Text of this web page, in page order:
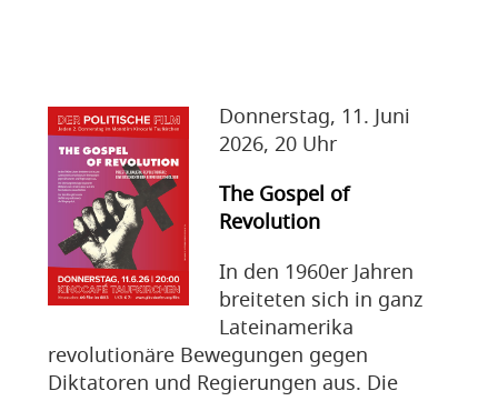
Donnerstag, 11. Juni
2026, 20 Uhr
The Gospel of
Revolution
In den 1960er Jahren
breiteten sich in ganz
Lateinamerika
revolutionäre Bewegungen gegen
Diktatoren und Regierungen aus. Die